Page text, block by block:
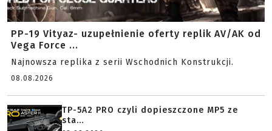
PP-19 Vityaz- uzupełnienie oferty replik AV/AK od
Vega Force ...
Najnowsza replika z serii Wschodnich Konstrukcji.
08.08.2026
TP-5A2 PRO czyli dopieszczone MP5 ze
sta...